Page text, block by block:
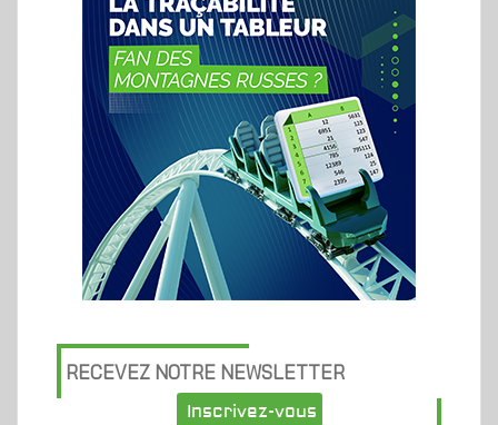
RECEVEZ NOTRE NEWSLETTER
Inscrivez-vous